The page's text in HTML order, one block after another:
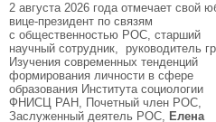
2 августа 2026 года отмечает свой
вице-президент по связям
с общественностью РОС, старший
научный сотрудник, руководитель
Изучения современных тенденций
формирования личности в сфере
образования Института социологии
ФНИСЦ РАН, Почетный член РОС,
Заслуженный деятель РОС, Елена